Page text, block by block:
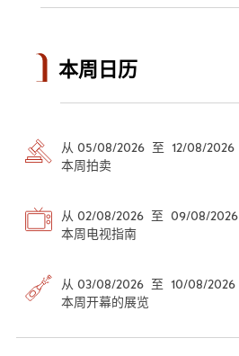
本周日历
从 05/08/2026 至 12/08/2026
本周拍卖
从 02/08/2026 至 09/08/2026
本周电视指南
从 03/08/2026 至 10/08/2026
本周开幕的展览